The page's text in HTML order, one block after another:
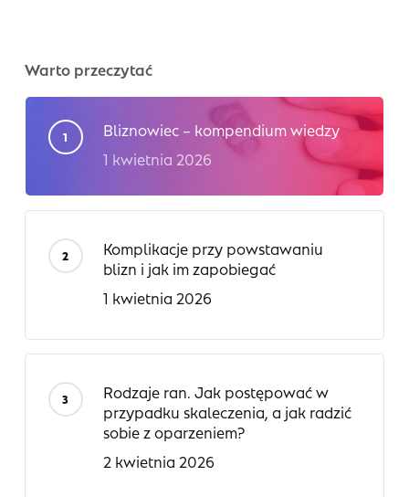
Warto przeczytać
Bliznowiec – kompendium wiedzy
1 kwietnia 2026
Komplikacje przy powstawaniu
blizn i jak im zapobiegać
1 kwietnia 2026
Rodzaje ran. Jak postępować w
przypadku skaleczenia, a jak radzić
sobie z oparzeniem?
2 kwietnia 2026